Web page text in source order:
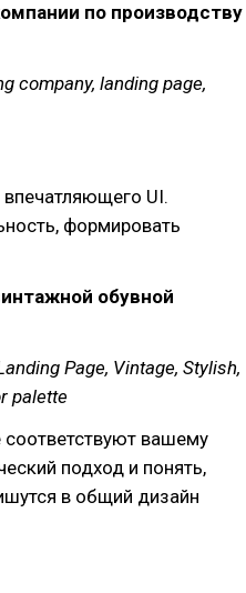
по производству
company, landing page,
UI.
формировать
обувной
Page, Vintage, Stylish,
palette
вашему
подход и понять,
в общий дизайн